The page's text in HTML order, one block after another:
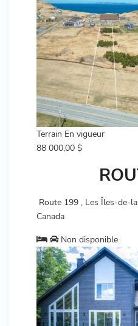
Terrain En vigueur
88 000,00 $
Route 199 , Les Îles-de-
Canada
Non disponible